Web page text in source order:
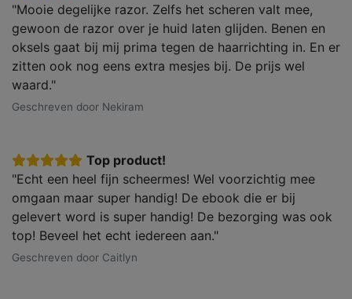
"Mooie degelijke razor. Zelfs het scheren valt mee,
gewoon de razor over je huid laten glijden. Benen en
oksels gaat bij mij prima tegen de haarrichting in. En er
zitten ook nog eens extra mesjes bij. De prijs wel
waard."
Geschreven door Nekiram
Top product!
"Echt een heel fijn scheermes! Wel voorzichtig mee
omgaan maar super handig! De ebook die er bij
gelevert word is super handig! De bezorging was ook
top! Beveel het echt iedereen aan."
Geschreven door Caitlyn